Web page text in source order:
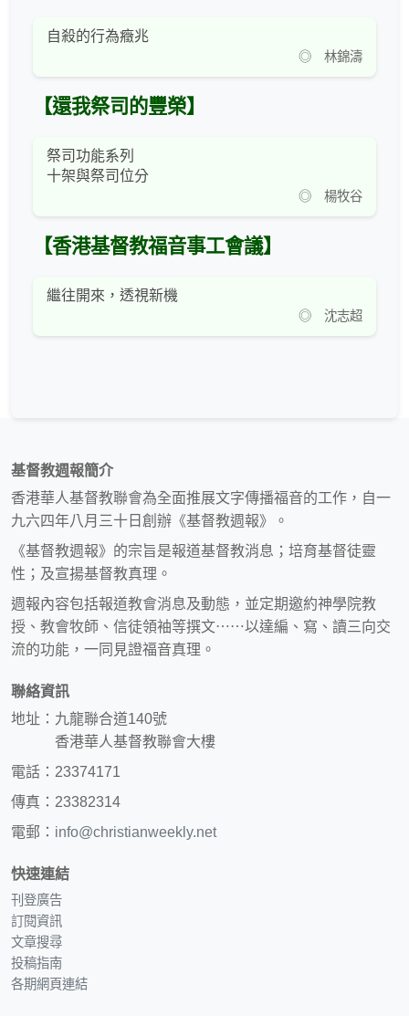
自殺的行為癥兆
◎ 林錦濤
【還我祭司的豐榮】
祭司功能系列
十架與祭司位分
◎ 楊牧谷
【香港基督教福音事工會議】
繼往開來，透視新機
◎ 沈志超
基督教週報簡介
香港華人基督教聯會為全面推展文字傳播福音的工作，自一
九六四年八月三十日創辦《基督教週報》。
《基督教週報》的宗旨是報道基督教消息；培育基督徒靈
性；及宣揚基督教真理。
週報內容包括報道教會消息及動態，並定期邀約神學院教
授、教會牧師、信徒領袖等撰文⋯⋯以達編、寫、讀三向交
流的功能，一同見證福音真理。
聯絡資訊
地址：九龍聯合道140號
香港華人基督教聯會大樓
電話：23374171
傳真：23382314
電郵： info@christianweekly.net
快速連結
刊登廣告
訂閱資訊
文章搜尋
投稿指南
各期網頁連結